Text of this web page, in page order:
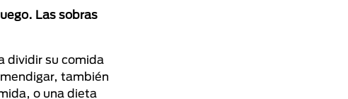
Las sobras
dividir su comida
también
o una dieta